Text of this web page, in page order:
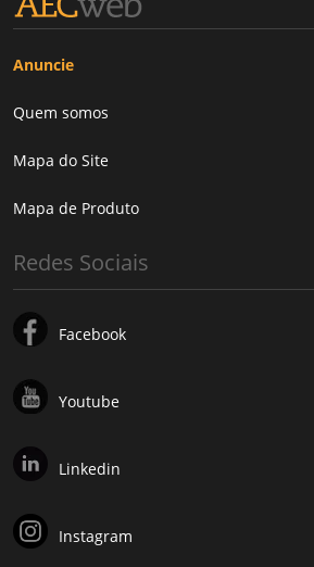
Anuncie
Quem somos
Mapa do Site
Mapa de Produto
Redes Sociais
Facebook
Youtube
Linkedin
Instagram